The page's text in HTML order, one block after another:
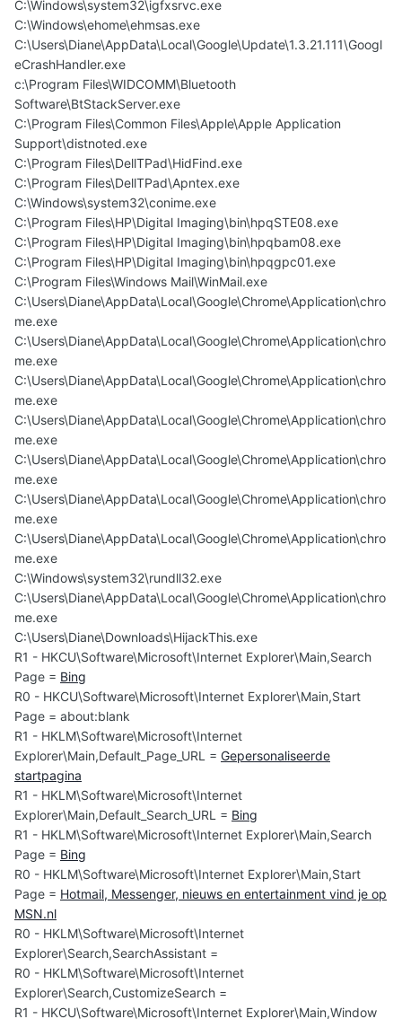
C:\Windows\system32\igfxsrvc.exe
C:\Windows\ehome\ehmsas.exe
C:\Users\Diane\AppData\Local\Google\Update\1.3.21.111\Googl
eCrashHandler.exe
c:\Program Files\WIDCOMM\Bluetooth
Software\BtStackServer.exe
C:\Program Files\Common Files\Apple\Apple Application
Support\distnoted.exe
C:\Program Files\DellTPad\HidFind.exe
C:\Program Files\DellTPad\Apntex.exe
C:\Windows\system32\conime.exe
C:\Program Files\HP\Digital Imaging\bin\hpqSTE08.exe
C:\Program Files\HP\Digital Imaging\bin\hpqbam08.exe
C:\Program Files\HP\Digital Imaging\bin\hpqgpc01.exe
C:\Program Files\Windows Mail\WinMail.exe
C:\Users\Diane\AppData\Local\Google\Chrome\Application\chro
me.exe
C:\Users\Diane\AppData\Local\Google\Chrome\Application\chro
me.exe
C:\Users\Diane\AppData\Local\Google\Chrome\Application\chro
me.exe
C:\Users\Diane\AppData\Local\Google\Chrome\Application\chro
me.exe
C:\Users\Diane\AppData\Local\Google\Chrome\Application\chro
me.exe
C:\Users\Diane\AppData\Local\Google\Chrome\Application\chro
me.exe
C:\Users\Diane\AppData\Local\Google\Chrome\Application\chro
me.exe
C:\Windows\system32\rundll32.exe
C:\Users\Diane\AppData\Local\Google\Chrome\Application\chro
me.exe
C:\Users\Diane\Downloads\HijackThis.exe
R1 - HKCU\Software\Microsoft\Internet Explorer\Main,Search
Page = Bing
R0 - HKCU\Software\Microsoft\Internet Explorer\Main,Start
Page = about:blank
R1 - HKLM\Software\Microsoft\Internet
Explorer\Main,Default_Page_URL = Gepersonaliseerde
startpagina
R1 - HKLM\Software\Microsoft\Internet
Explorer\Main,Default_Search_URL = Bing
R1 - HKLM\Software\Microsoft\Internet Explorer\Main,Search
Page = Bing
R0 - HKLM\Software\Microsoft\Internet Explorer\Main,Start
Page = Hotmail, Messenger, nieuws en entertainment vind je op
MSN.nl
R0 - HKLM\Software\Microsoft\Internet
Explorer\Search,SearchAssistant =
R0 - HKLM\Software\Microsoft\Internet
Explorer\Search,CustomizeSearch =
R1 - HKCU\Software\Microsoft\Internet Explorer\Main,Window